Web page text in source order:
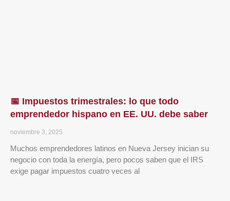
📅 Impuestos trimestrales: lo que todo
emprendedor hispano en EE. UU. debe saber
noviembre 3, 2025
Muchos emprendedores latinos en Nueva Jersey inician su
negocio con toda la energía, pero pocos saben que el IRS
exige pagar impuestos cuatro veces al